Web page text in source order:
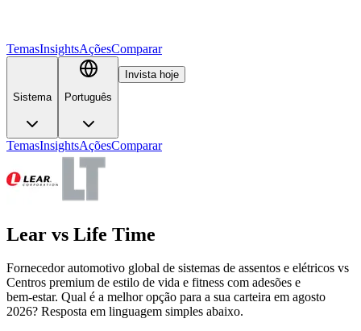
TemasInsightsAçõesComparar
Sistema Português
Invista hoje
TemasInsightsAçõesComparar
Lear vs Life Time
Fornecedor automotivo global de sistemas de assentos e elétricos vs
Centros premium de estilo de vida e fitness com adesões e
bem‑estar. Qual é a melhor opção para a sua carteira em agosto
2026? Resposta em linguagem simples abaixo.